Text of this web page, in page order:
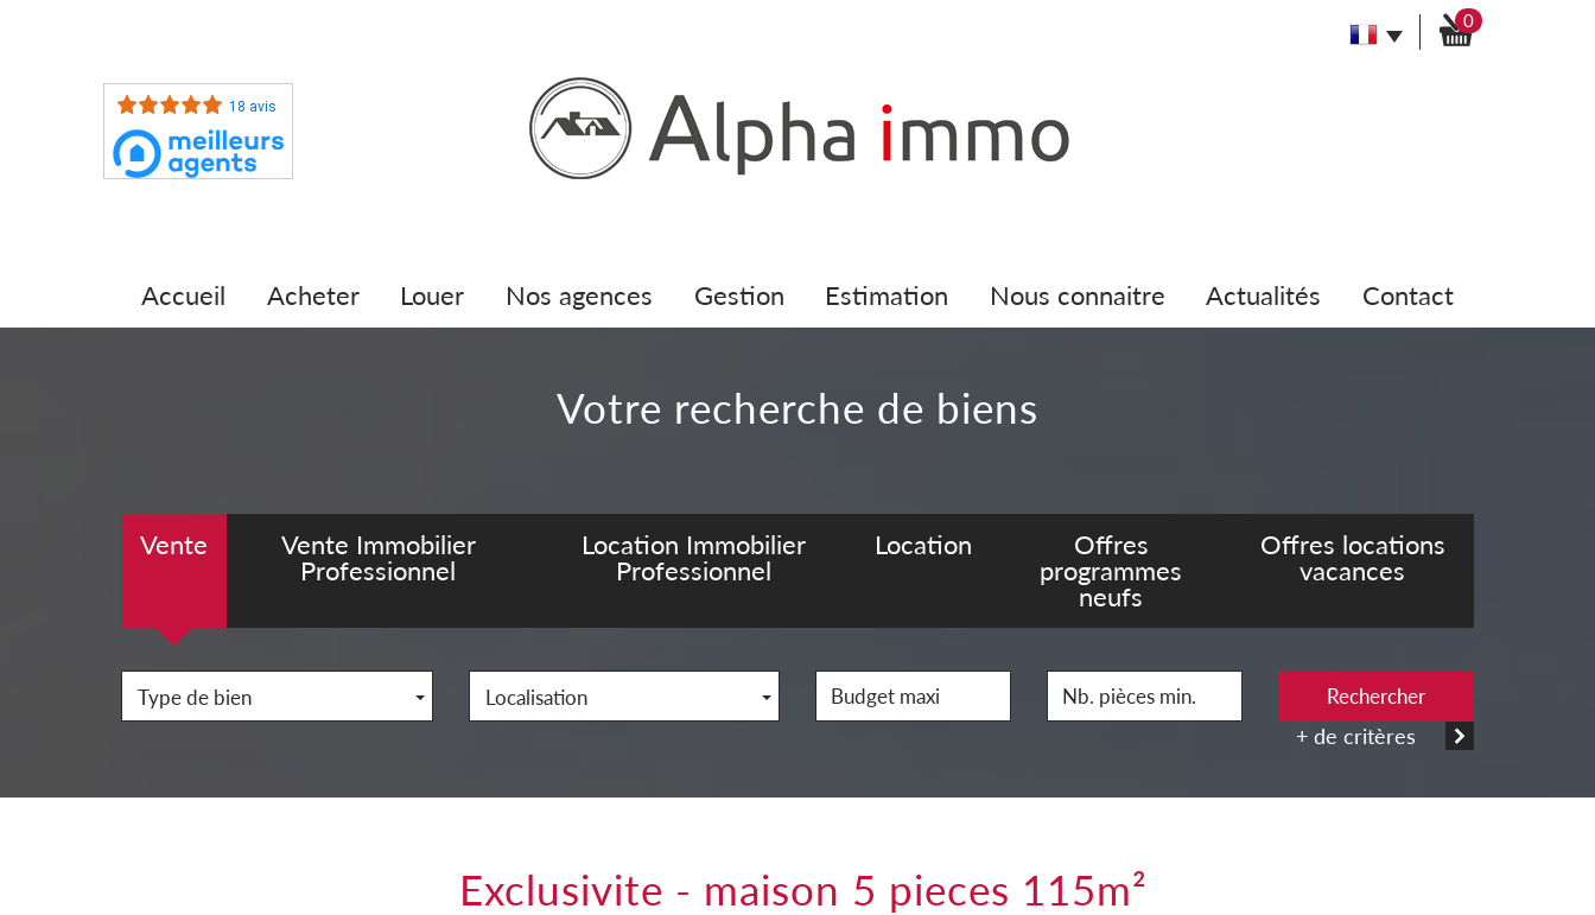
18 avis
0
accueil acheter louer nos agences gestion estimation nous connaitre actualités contact
votre recherche de biens
Vente
Vente Immobilier
Professionnel
Location Immobilier
Professionnel
Location
Offres
programmes
neufs
Offres locations
vacances
Type de bien Localisation Rechercher
+ de critères
exclusivite - maison 5 pieces 115m²